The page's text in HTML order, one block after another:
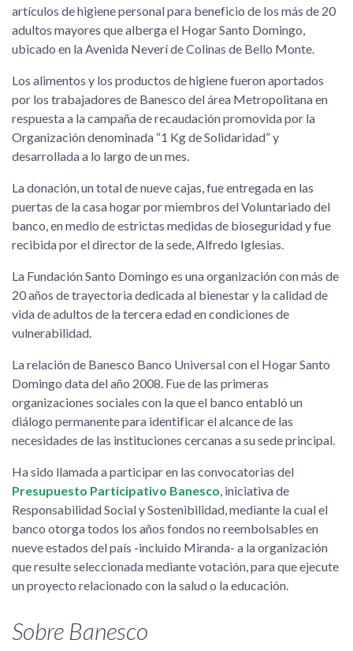
artículos de higiene personal para beneficio de los más de 20
adultos mayores que alberga el Hogar Santo Domingo,
ubicado en la Avenida Neverí de Colinas de Bello Monte.
Los alimentos y los productos de higiene fueron aportados
por los trabajadores de Banesco del área Metropolitana en
respuesta a la campaña de recaudación promovida por la
Organización denominada “1 Kg de Solidaridad” y
desarrollada a lo largo de un mes.
La donación, un total de nueve cajas, fue entregada en las
puertas de la casa hogar por miembros del Voluntariado del
banco, en medio de estrictas medidas de bioseguridad y fue
recibida por el director de la sede, Alfredo Iglesias.
La Fundación Santo Domingo es una organización con más de
20 años de trayectoria dedicada al bienestar y la calidad de
vida de adultos de la tercera edad en condiciones de
vulnerabilidad.
La relación de Banesco Banco Universal con el Hogar Santo
Domingo data del año 2008. Fue de las primeras
organizaciones sociales con la que el banco entabló un
diálogo permanente para identificar el alcance de las
necesidades de las instituciones cercanas a su sede principal.
Ha sido llamada a participar en las convocatorias del
Presupuesto Participativo Banesco , iniciativa de
Responsabilidad Social y Sostenibilidad, mediante la cual el
banco otorga todos los años fondos no reembolsables en
nueve estados del país -incluido Miranda- a la organización
que resulte seleccionada mediante votación, para que ejecute
un proyecto relacionado con la salud o la educación.
Sobre Banesco